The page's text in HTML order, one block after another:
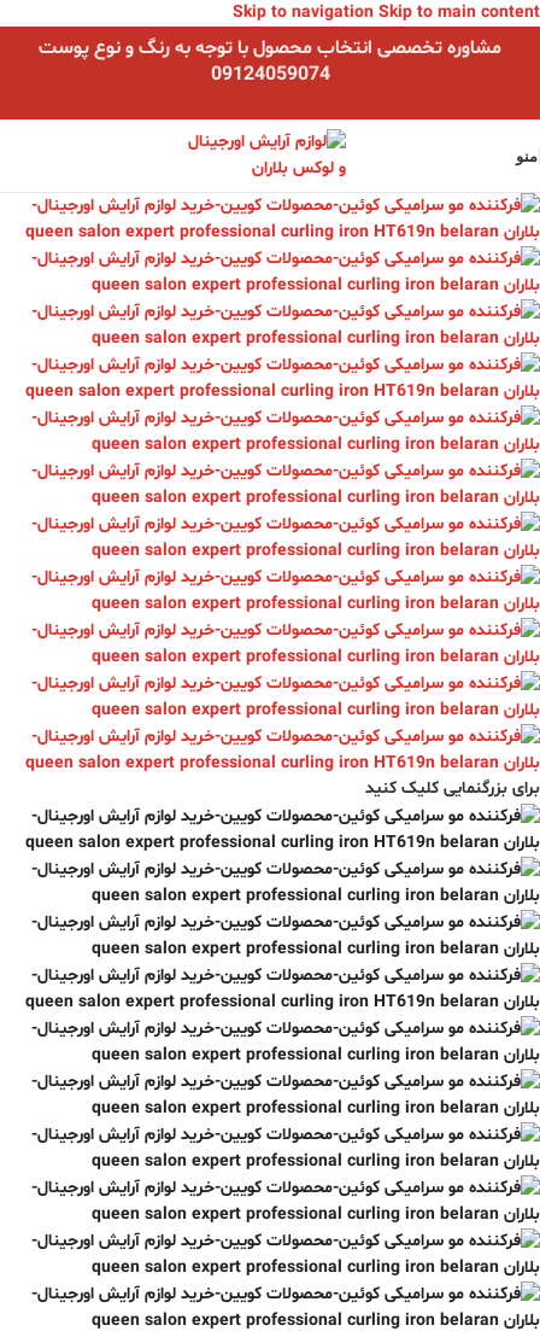
Skip to navigation Skip to main content
مشاوره تخصصی انتخاب محصول با توجه به رنگ و نوع پوست
09124059074
منو
برای بزرگنمایی کلیک کنید